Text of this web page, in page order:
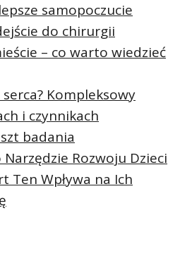
samopoczucie
do chirurgii
– co warto wiedzieć
Kompleksowy
i czynnikach
badania
Rozwoju Dzieci
Ten Wpływa na Ich